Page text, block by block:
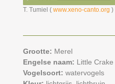
T. Tumiel ( www.xeno-canto.org )
Grootte: Merel
Engelse naam: Little Crake
Vogelsoort: watervogels